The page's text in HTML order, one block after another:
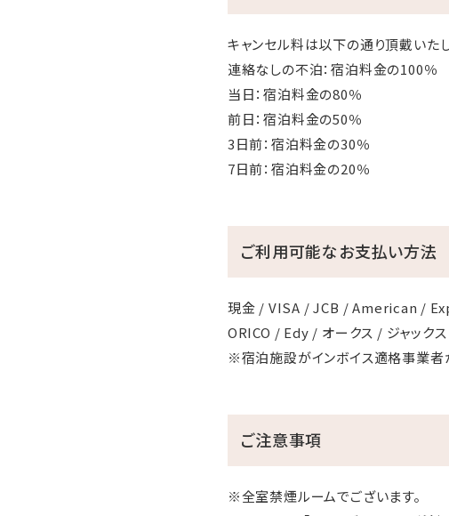
キャンセル料は以下の通り頂戴いたし
連絡なしの不泊：宿泊料金の100％
当日：宿泊料金の80％
前日：宿泊料金の50％
3日前：宿泊料金の30％
7日前：宿泊料金の20％
ご利用可能なお支払い方法
現金 / VISA / JCB / American /
ORICO / Edy / オークス / ジャック
※宿泊施設がインボイス適格事業者
ご注意事項
※全室禁煙ルームでございます。